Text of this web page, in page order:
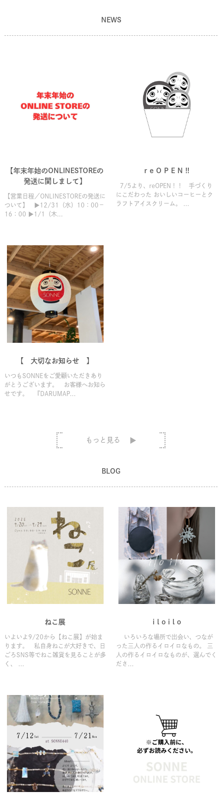
NEWS
【年末年始のONLINESTOREの
発送に関しまして】
【営業日程／ONLINESTOREの発送に
ついて】 ▶12/31（水）10：00－
16：00 ▶1/1（木...
r e O P E N !!
7/5より、reOPEN！！ 手づくり
にこだわった おいしいコーヒーとク
ラフトアイスクリーム。 ...
【 大切なお知らせ 】
いつもSONNEをご愛顧いただきあり
がとうございます。 お客様へお知ら
せです。 『DARUMAP...
もっと見る
BLOG
ねこ展
いよいよ9/20から【ねこ展】が始ま
ります。 私自身ねこが大好きで、日
ごろSNS等でねこ雑貨を見ることが多
く、 ...
i l o i l o
いろいろな場所で出会い、つなが
った三人の作るイロイロなもの。 三
人の作るイロイロなものが、選んでく
ださ...